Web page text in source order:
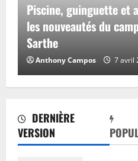
DERNIÈRE
VERSION
Piscine, guinguette et
les nouveautés du
Sarthe
Anthony Campos 7 avril